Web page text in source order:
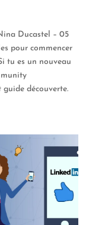
Ducastel – 05
pour commencer
tu es un nouveau
découverte.